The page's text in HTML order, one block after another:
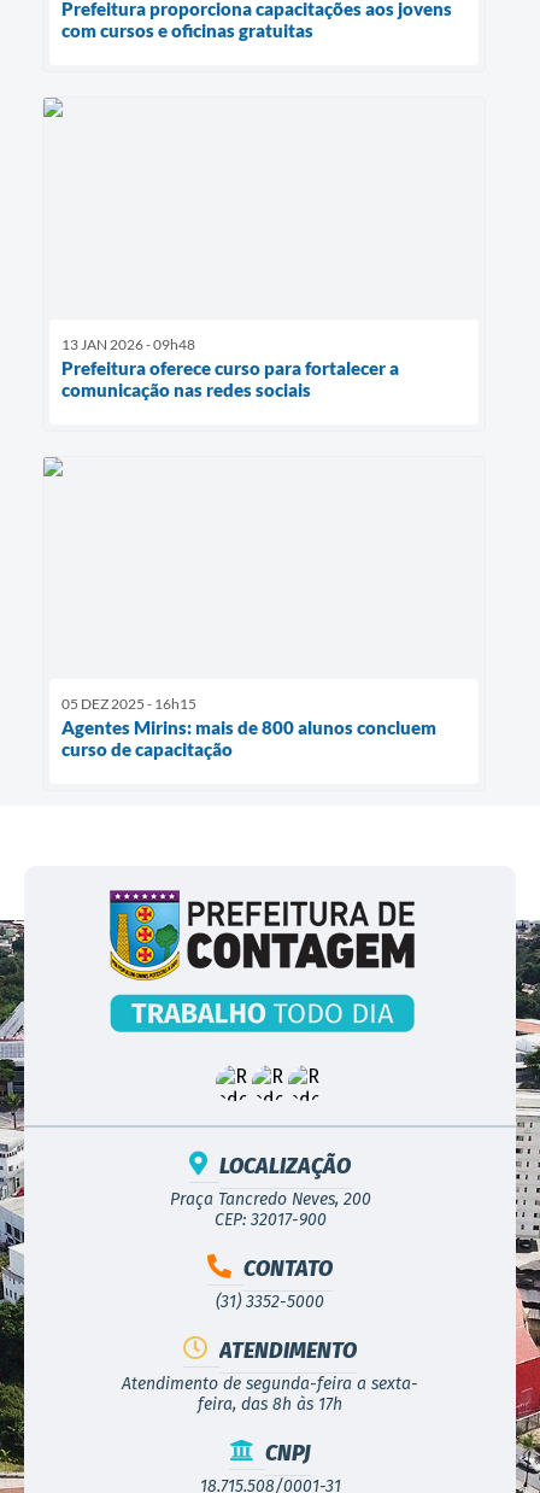
Prefeitura proporciona capacitações aos jovens
com cursos e oficinas gratuitas
13 JAN 2026 - 09h48
Prefeitura oferece curso para fortalecer a
comunicação nas redes sociais
05 DEZ 2025 - 16h15
Agentes Mirins: mais de 800 alunos concluem
curso de capacitação
LOCALIZAÇÃO
Praça Tancredo Neves, 200
CEP: 32017-900
CONTATO
(31) 3352-5000
ATENDIMENTO
Atendimento de segunda-feira a sexta-
feira, das 8h às 17h
CNPJ
18.715.508/0001-31